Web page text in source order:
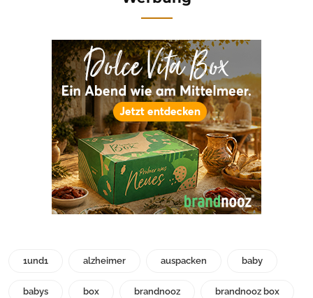
1und1 alzheimer auspacken baby
babys box brandnooz brandnooz box